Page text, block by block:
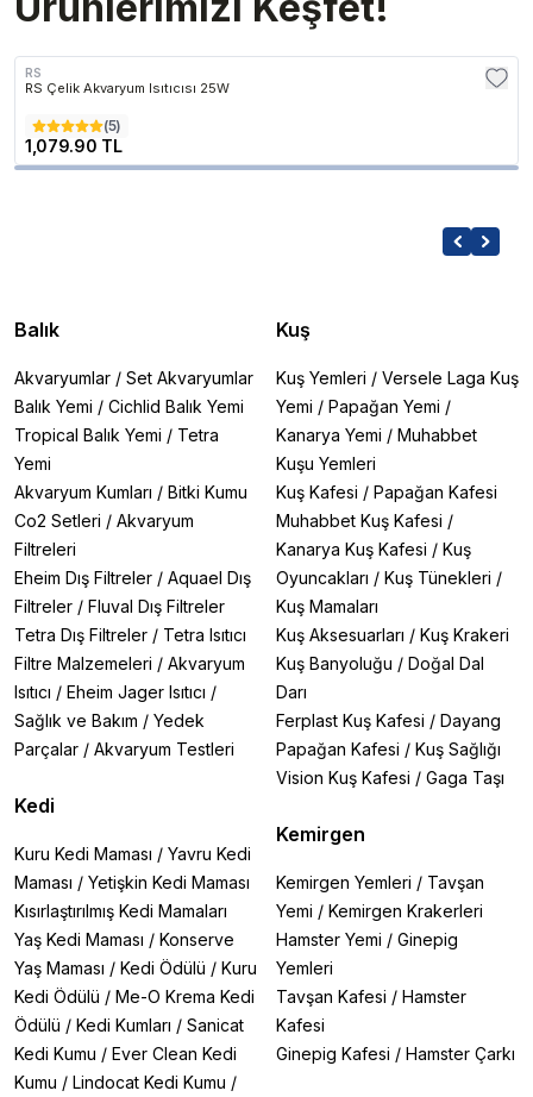
RS
RS Çelik Akvaryum Isıtıcısı 25W
(5)
1,079.90 TL
Balık
Akvaryumlar / Set Akvaryumlar
Balık Yemi / Cichlid Balık Yemi
Tropical Balık Yemi / Tetra
Yemi
Akvaryum Kumları / Bitki Kumu
Co2 Setleri / Akvaryum
Filtreleri
Eheim Dış Filtreler / Aquael Dış
Filtreler / Fluval Dış Filtreler
Tetra Dış Filtreler / Tetra Isıtıcı
Filtre Malzemeleri / Akvaryum
Isıtıcı / Eheim Jager Isıtıcı /
Sağlık ve Bakım / Yedek
Parçalar / Akvaryum Testleri
Kedi
Kuru Kedi Maması / Yavru Kedi
Maması / Yetişkin Kedi Maması
Kısırlaştırılmış Kedi Mamaları
Yaş Kedi Maması / Konserve
Yaş Maması / Kedi Ödülü / Kuru
Kedi Ödülü / Me-O Krema Kedi
Ödülü / Kedi Kumları / Sanicat
Kedi Kumu / Ever Clean Kedi
Kumu / Lindocat Kedi Kumu /
Kuş
Kuş Yemleri / Versele Laga Kuş
Yemi / Papağan Yemi /
Kanarya Yemi / Muhabbet
Kuşu Yemleri
Kuş Kafesi / Papağan Kafesi
Muhabbet Kuş Kafesi /
Kanarya Kuş Kafesi / Kuş
Oyuncakları / Kuş Tünekleri /
Kuş Mamaları
Kuş Aksesuarları / Kuş Krakeri
Kuş Banyoluğu / Doğal Dal
Darı
Ferplast Kuş Kafesi / Dayang
Papağan Kafesi / Kuş Sağlığı
Vision Kuş Kafesi / Gaga Taşı
Kemirgen
Kemirgen Yemleri / Tavşan
Yemi / Kemirgen Krakerleri
Hamster Yemi / Ginepig
Yemleri
Tavşan Kafesi / Hamster
Kafesi
Ginepig Kafesi / Hamster Çarkı